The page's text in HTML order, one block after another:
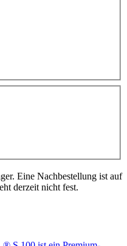
Eine Nachbestellung ist auf
derzeit nicht fest.